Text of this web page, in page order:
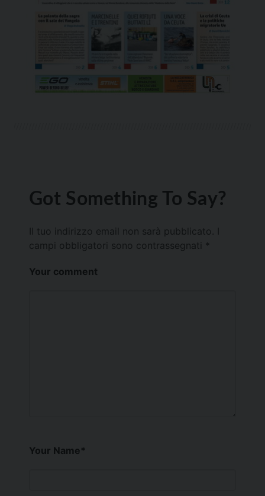
Got Something To Say?
Il tuo indirizzo email non sarà pubblicato.
campi obbligatori sono contrassegnati *
Your comment
Your Name*